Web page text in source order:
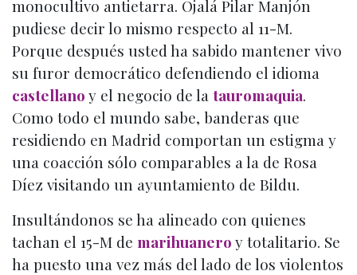
monocultivo antietarra. Ojalá Pilar Manjón
pudiese decir lo mismo respecto al 11-M.
Porque después usted ha sabido mantener vivo
su furor democrático defendiendo el idioma
castellanoy el negocio de la tauromaquia.
Como todo el mundo sabe, banderas que
residiendo en Madrid comportan un estigma y
una coacción sólo comparables a la de Rosa
Díez visitando un ayuntamiento de Bildu.
Insultándonos se ha alineado con quienes
tachan el 15-M de marihuaneroy totalitario. Se
ha puesto una vez más del lado de los violentos